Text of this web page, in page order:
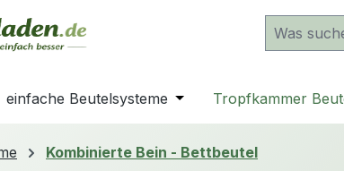
oder Schließe das Dropdown der Kategorie
einfache Beutelsysteme Öffne oder Schließe
Tropfkammer
Kombinierte Bein - Bettbeutel